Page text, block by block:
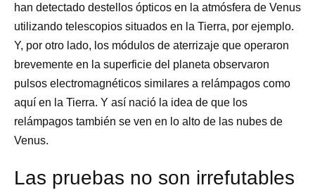
han detectado destellos ópticos en la atmósfera de Venus
utilizando telescopios situados en la Tierra, por ejemplo.
Y, por otro lado, los módulos de aterrizaje que operaron
brevemente en la superficie del planeta observaron
pulsos electromagnéticos similares a relámpagos como
aquí en la Tierra. Y así nació la idea de que los
relámpagos también se ven en lo alto de las nubes de
Venus.
Las pruebas no son irrefutables